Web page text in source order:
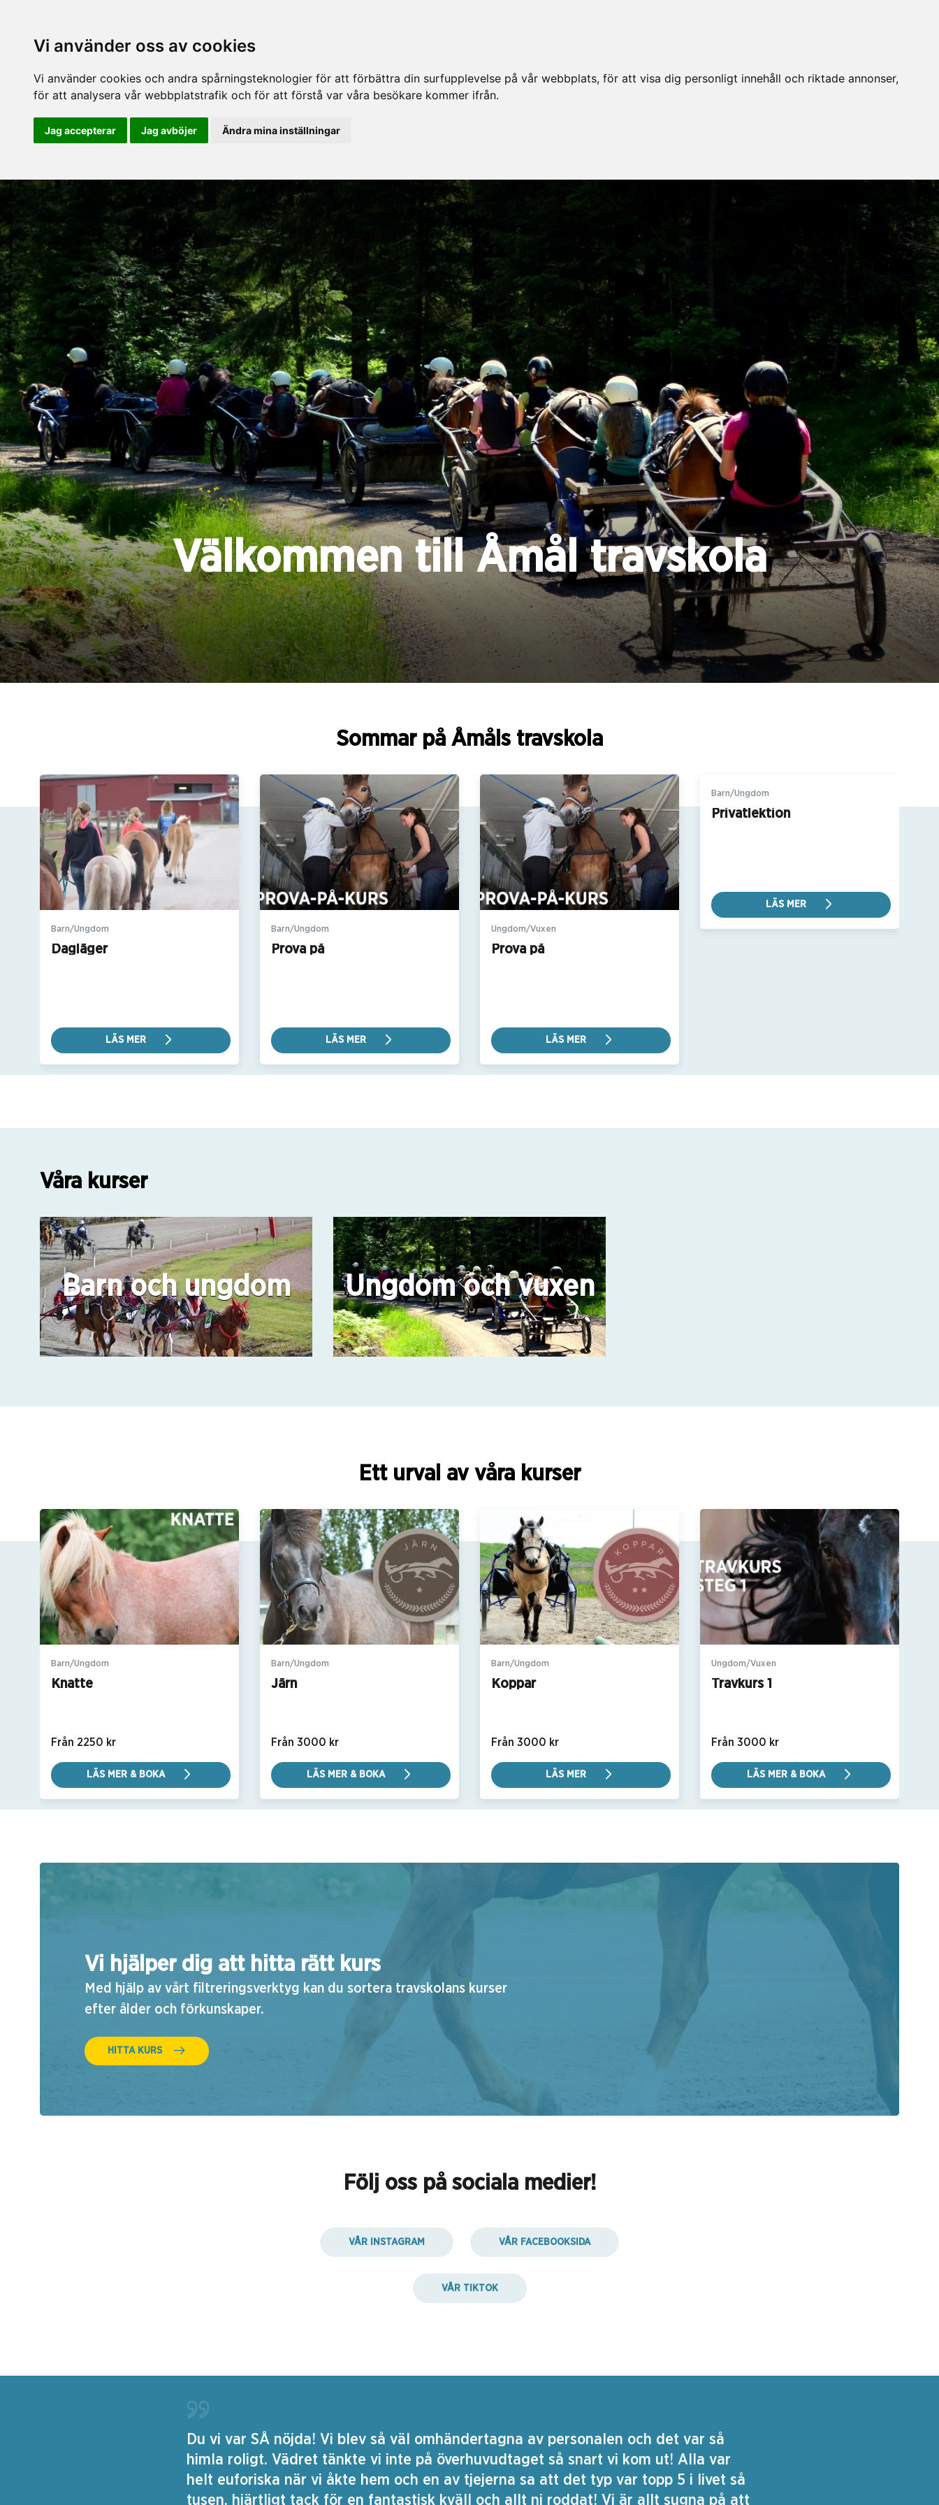
Vi använder oss av cookies
Vi använder cookies och andra spårningsteknologier för att förbättra din surfupplevelse på vår webbplats, för att visa dig personligt innehåll och riktade annonser,
för att analysera vår webbplatstrafik och för att förstå var våra besökare kommer ifrån.
Jag accepterar Jag avböjer Ändra mina inställningar
Välkommen till Åmål travskola
Sommar på Åmåls travskola
Barn/Ungdom
Dagläger
LÄS MER
Barn/Ungdom
Prova på
LÄS MER
Ungdom/Vuxen
Prova på
LÄS MER
Barn/Ungdom
Privatlektion
LÄS MER
Våra kurser
Barn och ungdom Ungdom och vuxen
Ett urval av våra kurser
Barn/Ungdom
Knatte
Från 2250 kr
LÄS MER & BOKA
Barn/Ungdom
Järn
Från 3000 kr
LÄS MER & BOKA
Barn/Ungdom
Koppar
Från 3000 kr
LÄS MER
Ungdom/Vuxen
Travkurs 1
Från 3000 kr
LÄS MER & BOKA
Vi hjälper dig att hitta rätt kurs
Med hjälp av vårt filtreringsverktyg kan du sortera travskolans kurser
efter ålder och förkunskaper.
HITTA KURS
Följ oss på sociala medier!
VÅR INSTAGRAM VÅR FACEBOOKSIDA
VÅR TIKTOK
Du vi var SÅ nöjda! Vi blev så väl omhändertagna av personalen och det var så
himla roligt. Vädret tänkte vi inte på överhuvudtaget så snart vi kom ut! Alla var
helt euforiska när vi åkte hem och en av tjejerna sa att det typ var topp 5 i livet så
tusen, hjärtligt tack för en fantastisk kväll och allt ni roddat! Vi är allt sugna på att